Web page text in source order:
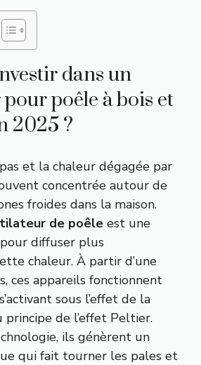
dans un
poêle à bois et
2025 ?
pas et la chaleur dégagée par
concentrée autour de
froides dans la maison.
de poêle est une
diffuser plus
chaleur. À partir d’une
ces appareils fonctionnent
sous l’effet de la
principe de l’effet Peltier.
ils génèrent un
qui fait tourner les pales et